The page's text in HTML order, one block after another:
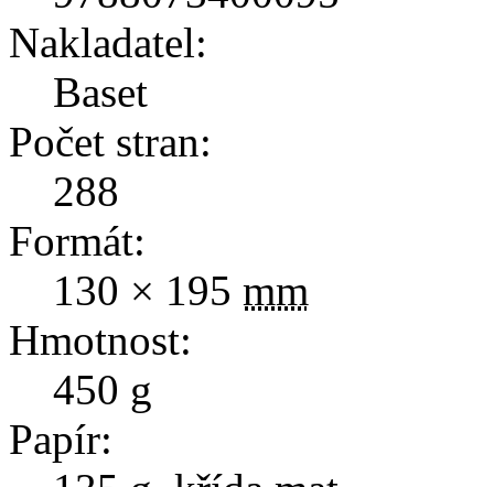
Nakladatel:
Baset
Počet stran:
288
Formát:
130 × 195 mm
Hmotnost:
450 g
Papír: